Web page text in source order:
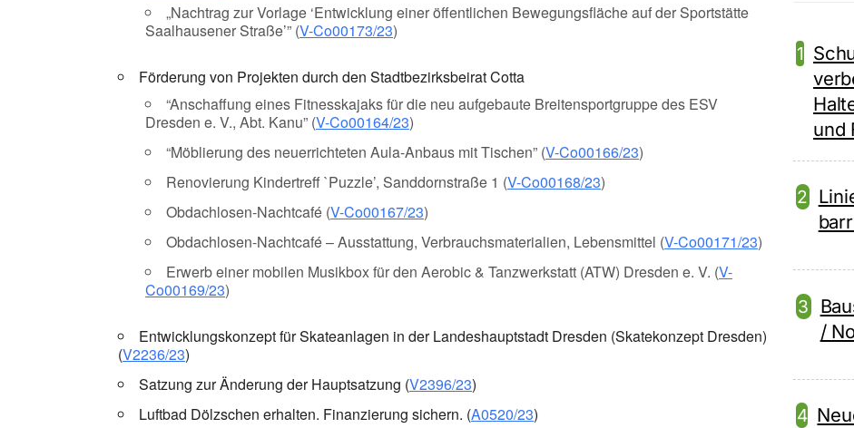
„Nachtrag zur Vorlage ‘Entwicklung einer öffentlichen Bewegungsfläche auf der Sportstätte
Saalhausener Straße’” (V-Co00173/23)
Förderung von Projekten durch den Stadtbezirksbeirat Cotta
“Anschaffung eines Fitnesskajaks für die neu aufgebaute Breitensportgruppe des ESV
Dresden e. V., Abt. Kanu” (V-Co00164/23)
“Möblierung des neuerrichteten Aula-Anbaus mit Tischen” (V-Co00166/23)
Renovierung Kindertreff `Puzzle’, Sanddornstraße 1 (V-Co00168/23)
Obdachlosen-Nachtcafé (V-Co00167/23)
Obdachlosen-Nachtcafé – Ausstattung, Verbrauchsmaterialien, Lebensmittel (V-Co00171/23)
Erwerb einer mobilen Musikbox für den Aerobic & Tanzwerkstatt (ATW) Dresden e. V. (V-
Co00169/23)
Entwicklungskonzept für Skateanlagen in der Landeshauptstadt Dresden (Skatekonzept Dresden)
(V2236/23)
Satzung zur Änderung der Hauptsatzung (V2396/23)
Luftbad Dölzschen erhalten. Finanzierung sichern. (A0520/23)
und
/